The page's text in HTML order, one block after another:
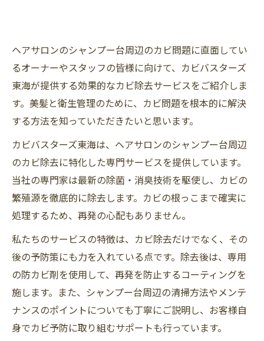
ヘアサロンのシャンプー台周辺のカビ問題に直面してい
るオーナーやスタッフの皆様に向けて、カビバスターズ
東海が提供する効果的なカビ除去サービスをご紹介しま
す。美髪と衛生管理のために、カビ問題を根本的に解決
する方法を知っていただきたいと思います。
カビバスターズ東海は、ヘアサロンのシャンプー台周辺
のカビ除去に特化した専門サービスを提供しています。
当社の専門家は最新の除菌・消臭技術を駆使し、カビの
繁殖源を徹底的に除去します。カビの根っこまで確実に
処理するため、再発の心配もありません。
私たちのサービスの特徴は、カビ除去だけでなく、その
後の予防策にも力を入れている点です。除去後は、専用
の防カビ剤を使用して、再発を防止するコーティングを
施します。また、シャンプー台周辺の清掃方法やメンテ
ナンスのポイントについても丁寧にご説明し、お客様自
身でカビ予防に取り組むサポートも行っています。